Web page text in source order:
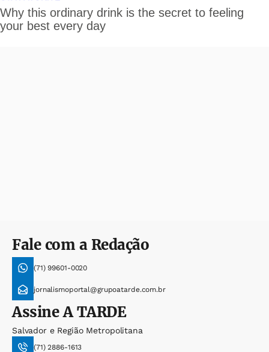
Fale com a Redação
(71) 99601-0020
jornalismoportal@grupoatarde.com.br
AssineA TARDE
Salvador e Região Metropolitana
(71) 2886-1613